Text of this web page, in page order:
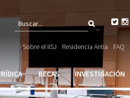
Formulario
de
búsqueda
Buscar
  
Sobre el IISJ Residencia Antia FAQ
BECAS INVESTIGACIÓN